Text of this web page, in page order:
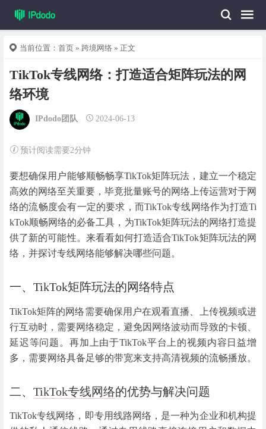
当前位置： 首页 » 跨境网络 » 正文
TikTok专线网络：打造适合矩阵玩法的网
络环境
IPdodo团队 2024-06-13
预计阅读需要2分钟
要想确保用户能够顺畅畅享TikTok矩阵玩法，建立一个稳定
高效的网络至关重要，毕竟批量账号的网络上传运营对于网
络的流畅度会有一定的要求，而TikTok专线网络作为打造Ti
kTok顺畅网络的必备工具，为TikTok矩阵玩法的网络打造提
供了新的可能性。来看看如何打造适合TikTok矩阵玩法的网
络，并探讨专线网络能够解决哪些问题。
一、TikTok矩阵玩法的网络特点
TikTok矩阵的网络需要确保用户在观看直播、上传视频或进
行互动时，需要网络稳定，避免因网络波动而导致的卡顿、
延迟等问题。再加上由于TikTok平台上的视频内容日益增
多，需要网络具备足够的带宽来支持高清视频的流畅播放。
二、 TikTok专线网络的优势与解决问题
TikTok专线网络，即专用线路网络，是一种为企业和机构提